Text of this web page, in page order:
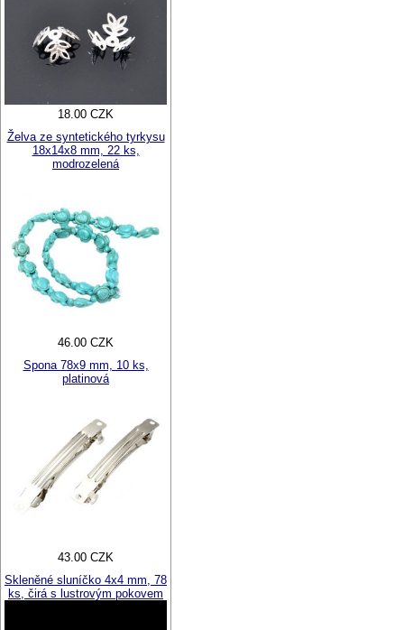
18.00 CZK
Želva ze syntetického tyrkysu
18x14x8 mm, 22 ks,
modrozelená
46.00 CZK
Spona 78x9 mm, 10 ks,
platinová
43.00 CZK
Skleněné sluníčko 4x4 mm, 78
ks, čirá s lustrovým pokovem